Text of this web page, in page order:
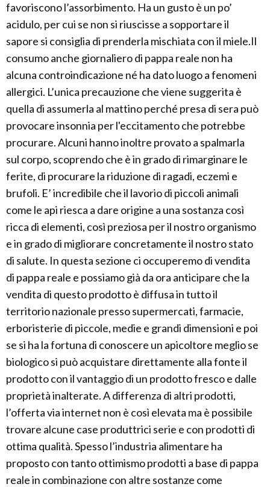
favoriscono l’assorbimento. Ha un gusto è un po’
acidulo, per cui se non si riuscisse a sopportare il
sapore si consiglia di prenderla mischiata con il miele.Il
consumo anche giornaliero di pappa reale non ha
alcuna controindicazione né ha dato luogo a fenomeni
allergici. L’unica precauzione che viene suggerita è
quella di assumerla al mattino perché presa di sera può
provocare insonnia per l'eccitamento che potrebbe
procurare. Alcuni hanno inoltre provato a spalmarla
sul corpo, scoprendo che è in grado di rimarginare le
ferite, di procurare la riduzione di ragadi, eczemi e
brufoli. E’ incredibile che il lavorio di piccoli animali
come le api riesca a dare origine a una sostanza così
ricca di elementi, così preziosa per il nostro organismo
e in grado di migliorare concretamente il nostro stato
di salute. In questa sezione ci occuperemo di vendita
di pappa reale e possiamo già da ora anticipare che la
vendita di questo prodotto è diffusa in tutto il
territorio nazionale presso supermercati, farmacie,
erboristerie di piccole, medie e grandi dimensioni e poi
se si ha la fortuna di conoscere un apicoltore meglio se
biologico si può acquistare direttamente alla fonte il
prodotto con il vantaggio di un prodotto fresco e dalle
proprietà inalterate. A differenza di altri prodotti,
l’offerta via internet non è così elevata ma è possibile
trovare alcune case produttrici serie e con prodotti di
ottima qualità. Spesso l’industria alimentare ha
proposto con tanto ottimismo prodotti a base di pappa
reale in combinazione con altre sostanze come